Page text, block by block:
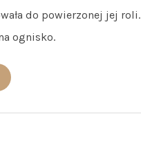
do powierzonej jej roli.
ognisko.